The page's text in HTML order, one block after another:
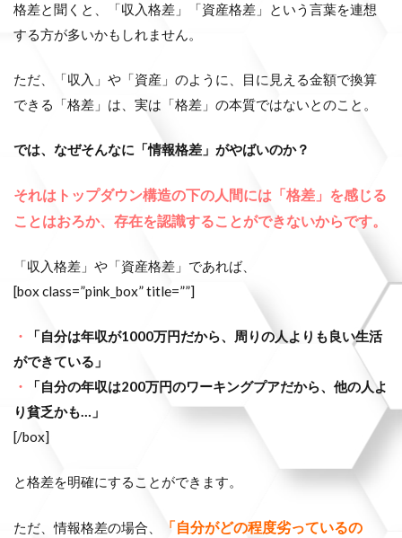
格差と聞くと、「収入格差」「資産格差」という言葉を連想
する方が多いかもしれません。
ただ、「収入」や「資産」のように、目に見える金額で換算
できる「格差」は、実は「格差」の本質ではないとのこと。
では、なぜそんなに「情報格差」がやばいのか？
それはトップダウン構造の下の人間には「格差」を感じる
ことはおろか、存在を認識することができないからです。
「収入格差」や「資産格差」であれば、
[box class=”pink_box” title=””]
・
「自分は年収が1000万円だから、周りの人よりも良い生活
ができている」
・
「自分の年収は200万円のワーキングプアだから、他の人よ
り貧乏かも…」
[/box]
と格差を明確にすることができます。
ただ、情報格差の場合、 「自分がどの程度劣っているの